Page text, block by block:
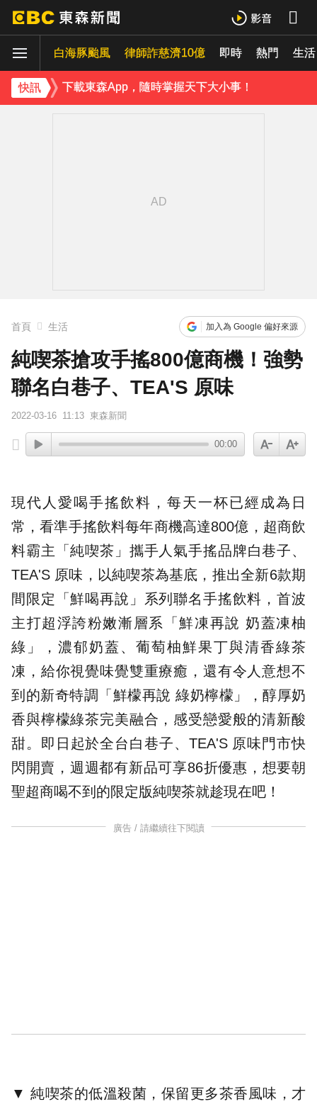
白海豚颱風 律師詐慈濟10億 即時 熱門 生活
快訊
下載東森App，隨時掌握天下大小事！
首頁 生活 加入為 Google 偏好來源
純喫茶搶攻手搖800億商機！強勢
聯名白巷子、TEA'S 原味
2022-03-16 11:13 東森新聞
00:00
現代人愛喝手搖飲料，每天一杯已經成為日
常，看準手搖飲料每年商機高達800億，超商飲
料霸主「純喫茶 」攜手人氣手搖品牌白巷子、
TEA'S 原味，以純喫茶為基底，推出全新6款期
間限定「鮮喝再說 」系列聯名手搖飲料，首波
主打超浮誇粉嫩漸層系「鮮凍再說 奶蓋凍柚
綠」，濃郁奶蓋、葡萄柚鮮果丁與清香綠茶
凍，給你視覺味覺雙重療癒，還有令人意想不
到的新奇特調「鮮檬再說 綠奶檸檬」，醇厚奶
香與檸檬綠茶完美融合，感受戀愛般的清新酸
甜。即日起於全台白巷子、TEA'S 原味門市快
閃開賣，週週都有新品可享86折優惠，想要朝
聖超商喝不到的限定版純喫茶就趁現在吧！
廣告 / 請繼續往下閱讀
▼ 純喫茶的低溫殺菌，保留更多茶香風味，才